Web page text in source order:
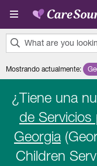
Pasar al contenido
What are you
results
Mostrando actualmente:
¿Tiene una
de Servicios
Georgia
Children